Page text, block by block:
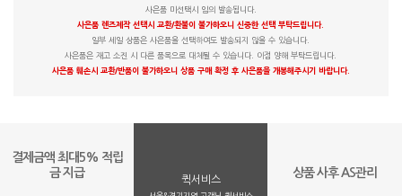
사은품 미선택시 임의 발송됩니다.
사은품 렌즈제작 선택시 교환/환불이 불가하오니 신중한 선택 부탁드립니다.
일부 세일 상품은 사은품을 선택하여도 발송되지 않을 수 있습니다.
사은품은 재고 소진 시 다른 품목으로 대체될 수 있습니다. 이점 양해 부탁드립니다.
사은품 훼손시 교환/반품이 불가하오니 상품 구매 확정 후 사은품을 개봉해주시기 바랍니다.
결제금액 최대5% 적립
금 지급
퀵서비스
상품 사후 AS관리